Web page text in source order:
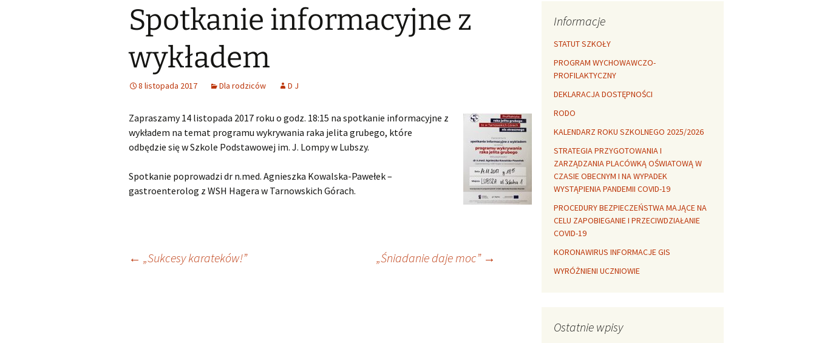
termiczna
Libre Office
Samorząd uczniowski
Świąteczne Foto Studio
2015
Zdjęcia klasowe
2016/2017
Archiwalne
Archiwalne fotografie z
Lubszy
Learning for healthy
Jolanta Okuniewska
Śląski Klub Karate i Kick-
Boxingu z siedzibą w
Miejsko Gminna
Biblioteka w Woźnikach
MGOK Woźniki
OSP Lubsza
Wykaz zawodów wiedzy,
artystycznych i
sportowych, które mogą
być wymienione na
świadectwie ukończenia
Informator szkoły średnie
Wybieram szkołę
Nabór szkoły
Spotkanie informacyjne z
wykładem
8 listopada 2017 Dla rodziców D J
Zapraszamy 14 listopada 2017 roku o godz. 18:15 na spotkanie informacyjne z
wykładem na temat programu wykrywania raka jelita grubego, które
odbędzie się w Szkole Podstawowej im. J. Lompy w Lubszy.
Spotkanie poprowadzi dr n.med. Agnieszka Kowalska-Pawełek –
gastroenterolog z WSH Hagera w Tarnowskich Górach.
Nawigacja
← „Sukcesy karateków!” „Śniadanie daje moc” →
Informacje
STATUT SZKOŁY
PROGRAM WYCHOWAWCZO-
PROFILAKTYCZNY
DEKLARACJA DOSTĘPNOŚCI
RODO
KALENDARZ ROKU SZKOLNEGO 2025/2026
STRATEGIA PRZYGOTOWANIA I
ZARZĄDZANIA PLACÓWKĄ OŚWIATOWĄ W
CZASIE OBECNYM I NA WYPADEK
WYSTĄPIENIA PANDEMII COVID-19
PROCEDURY BEZPIECZEŃSTWA MAJĄCE NA
CELU ZAPOBIEGANIE I PRZECIWDZIAŁANIE
COVID-19
KORONAWIRUS INFORMACJE GIS
WYRÓŻNIENI UCZNIOWIE
Ostatnie wpisy